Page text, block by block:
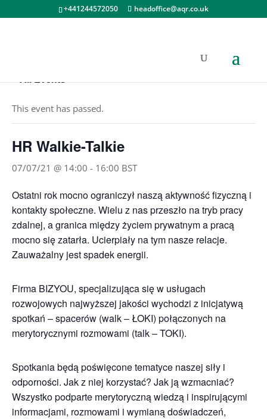
+441244572050 headoffice@aqr.co.uk
« All Events
This event has passed.
HR Walkie-Talkie
07/07/21 @ 14:00 - 16:00 BST
Ostatni rok mocno ograniczył naszą aktywność fizyczną i
kontakty społeczne. Wielu z nas przeszło na tryb pracy
zdalnej, a granica między życiem prywatnym a pracą
mocno się zatarła. Ucierpiały na tym nasze relacje.
Zauważalny jest spadek energii.
Firma BIZYOU, specjalizująca się w usługach
rozwojowych najwyższej jakości wychodzi z inicjatywą
spotkań – spacerów (walk – ŁOKI) połączonych na
merytorycznymi rozmowami (talk – TOKI).
Spotkania będą poświęcone tematyce naszej siły i
odporności. Jak z niej korzystać? Jak ją wzmacniać?
Wszystko podparte merytoryczną wiedzą i inspirującymi
informacjami, rozmowami i wymianą doświadczeń,